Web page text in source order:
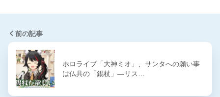
前の記事
ホロライブ「大神ミオ」、サンタへの願い事
は仏具の「錫杖」―リス…